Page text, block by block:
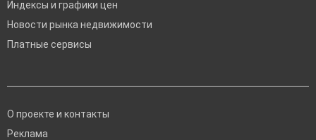
Индексы и графики цен
Новости рынка недвижимости
Платные сервисы
О проекте и контакты
Реклама